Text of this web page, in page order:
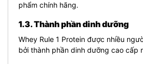
phẩm chính hãng.
1.3. Thành phần dinh dưỡng
Whey Rule 1 Protein được nhiều
bởi thành phần dinh dưỡng cao cấp